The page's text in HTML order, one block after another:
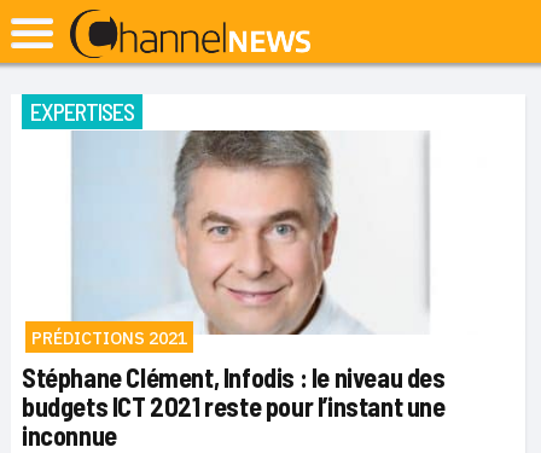
EXPERTISES
PRÉDICTIONS 2021
Stéphane Clément, Infodis : le niveau des
budgets ICT 2021 reste pour l’instant une
inconnue